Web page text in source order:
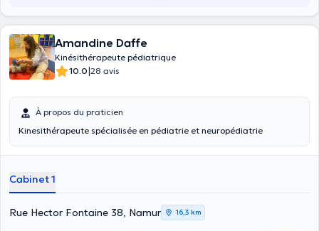
Amandine Daffe
Kinésithérapeute pédiatrique
10.0|28 avis
À propos du praticien
Kinesithérapeute spécialisée en pédiatrie et neuropédiatrie
Cabinet 1
Rue Hector Fontaine 38, Namur 16,3 km